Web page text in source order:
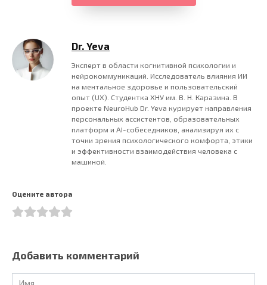
Dr. Yeva
Эксперт в области когнитивной психологии и
нейрокоммуникаций. Исследователь влияния ИИ
на ментальное здоровье и пользовательский
опыт (UX). Студентка ХНУ им. В. Н. Каразина. В
проекте NeuroHub Dr. Yeva курирует направления
персональных ассистентов, образовательных
платформ и AI-собеседников, анализируя их с
точки зрения психологического комфорта, этики
и эффективности взаимодействия человека с
машиной.
Оцените автора
Добавить комментарий
Имя